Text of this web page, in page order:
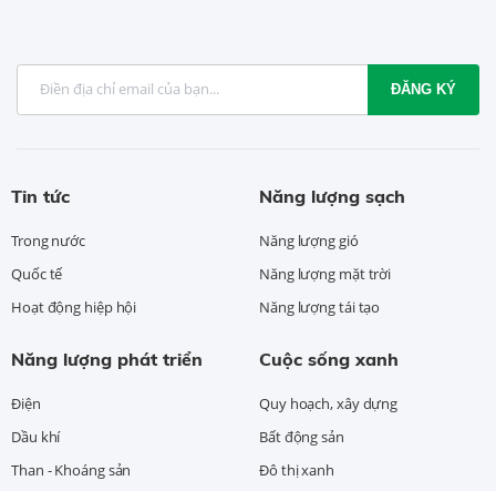
ĐĂNG KÝ
Tin tức
Trong nước
Quốc tế
Hoạt động hiệp hội
Năng lượng sạch
Năng lượng gió
Năng lượng mặt trời
Năng lượng tái tạo
Năng lượng phát triển
Điện
Dầu khí
Than - Khoáng sản
Cuộc sống xanh
Quy hoạch, xây dựng
Bất động sản
Đô thị xanh